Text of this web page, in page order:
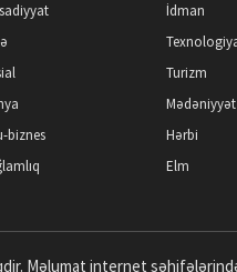
biznes
İdman
Turizm
Mədəniyyət
Hərbi
Elm
Məlumat internet